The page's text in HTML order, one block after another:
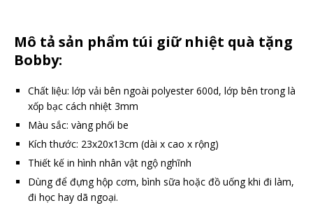
Mô tả sản phẩm túi giữ nhiệt quà tặng
Bobby:
Chất liệu: lớp vải bên ngoài polyester 600d, lớp bên trong là
xốp bạc cách nhiệt 3mm
Màu sắc: vàng phối be
Kích thước: 23x20x13cm (dài x cao x rộng)
Thiết kế in hình nhân vật ngộ nghĩnh
Dùng để đựng hộp cơm, bình sữa hoặc đồ uống khi đi làm,
đi học hay dã ngoại.